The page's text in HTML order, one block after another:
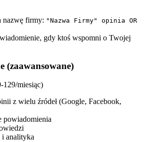
nazwę firmy: "Nazwa Firmy" opinia OR
gdy ktoś wspomni o Twojej
(zaawansowane)
129/miesiąc)
z wielu źródeł (Google, Facebook,
powiadomienia
analityka